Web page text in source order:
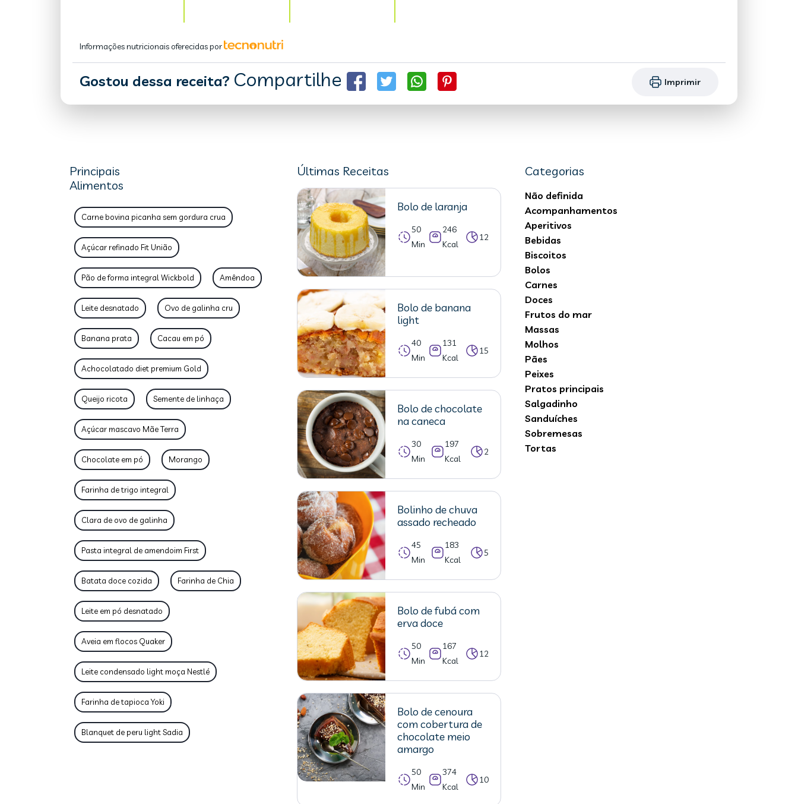
Informações nutricionais oferecidas por
Gostou dessa receita? Compartilhe Imprimir
Principais
Alimentos
Carne bovina picanha sem gordura crua
Açúcar refinado Fit União
Pão de forma integral Wickbold Amêndoa
Leite desnatado Ovo de galinha cru
Banana prata Cacau em pó
Achocolatado diet premium Gold
Queijo ricota Semente de linhaça
Açúcar mascavo Mãe Terra
Chocolate em pó Morango
Farinha de trigo integral
Clara de ovo de galinha
Pasta integral de amendoim First
Batata doce cozida Farinha de Chia
Leite em pó desnatado
Aveia em flocos Quaker
Leite condensado light moça Nestlé
Farinha de tapioca Yoki
Blanquet de peru light Sadia
Últimas Receitas
Bolo de laranja
50
Min
246
Kcal
12
Bolo de banana
light
40
Min
131
Kcal
15
Bolo de chocolate
na caneca
30
Min
197
Kcal
2
Bolinho de chuva
assado recheado
45
Min
183
Kcal
5
Bolo de fubá com
erva doce
50
Min
167
Kcal
12
Bolo de cenoura
com cobertura de
chocolate meio
amargo
50
Min
374
Kcal
10
Categorias
Não definida
Acompanhamentos
Aperitivos
Bebidas
Biscoitos
Bolos
Carnes
Doces
Frutos do mar
Massas
Molhos
Pães
Peixes
Pratos principais
Salgadinho
Sanduíches
Sobremesas
Tortas